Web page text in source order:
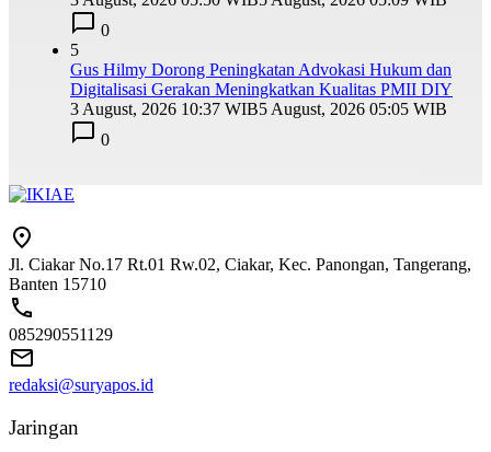
0
5
Gus Hilmy Dorong Peningkatan Advokasi Hukum dan
Digitalisasi Gerakan Meningkatkan Kualitas PMII DIY
3 August, 2026 10:37 WIB5 August, 2026 05:05 WIB
0
Jl. Ciakar No.17 Rt.01 Rw.02, Ciakar, Kec. Panongan, Tangerang,
Banten 15710
085290551129
redaksi@suryapos.id
Jaringan